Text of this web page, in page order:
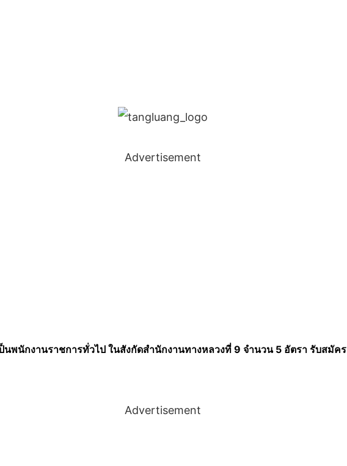
Advertisement
พนักงานราชการทั่วไป ในสังกัดสำนักงานทางหลวงที่ 9 จำนวน 5 อัตรา รับสมัคร
Advertisement